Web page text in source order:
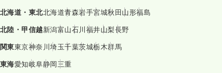
北海道・東北北海道青森岩手宮城秋田山形福島
北陸・甲信越新潟富山石川福井山梨長野
関東東京神奈川埼玉千葉茨城栃木群馬
東海愛知岐阜静岡三重